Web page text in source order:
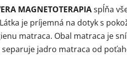
MAGNETOTERAPIAspĺňa
je príjemná na dotyk s
matraca. Obal matraca je
separuje jadro matraca od